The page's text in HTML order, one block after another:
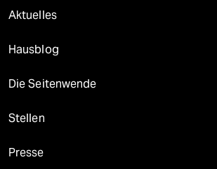
Aktuelles
Hausblog
Die Seitenwende
Stellen
Presse